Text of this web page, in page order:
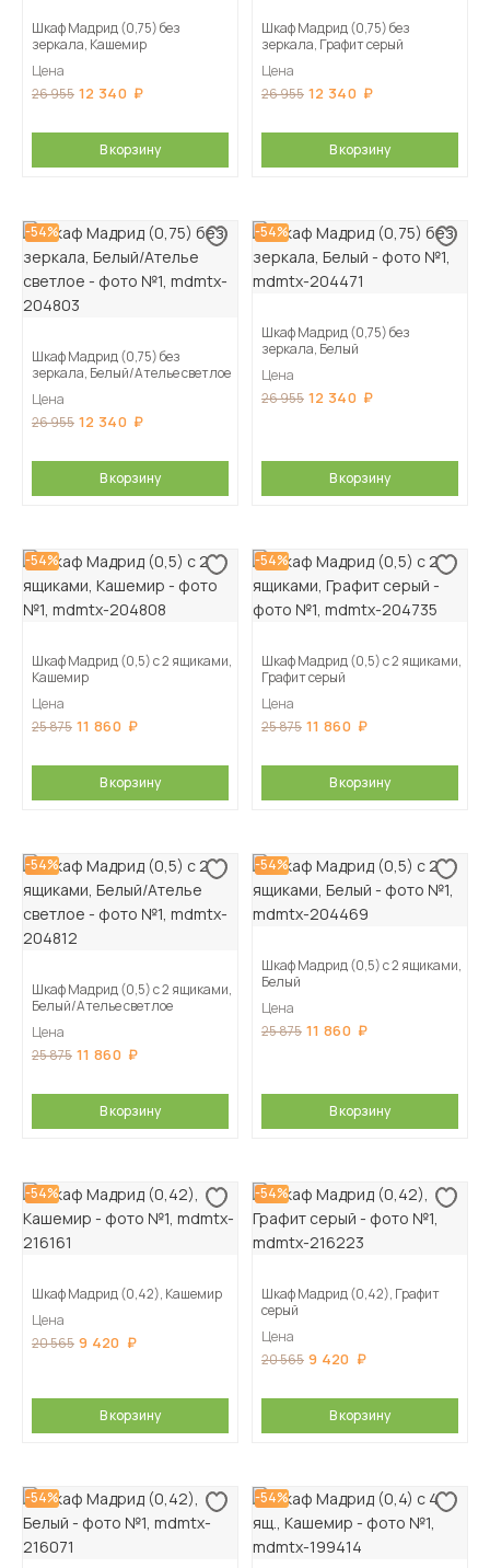
Шкаф Мадрид (0,75) без
зеркала, Кашемир
Цена
26 955 12 340
В корзину
Шкаф Мадрид (0,75) без
зеркала, Графит серый
Цена
26 955 12 340
В корзину
-54%
Шкаф Мадрид (0,75) без
зеркала, Белый/Ателье светлое
Цена
26 955 12 340
В корзину
-54%
Шкаф Мадрид (0,75) без
зеркала, Белый
Цена
26 955 12 340
В корзину
-54%
Шкаф Мадрид (0,5) с 2 ящиками,
Кашемир
Цена
25 875 11 860
В корзину
-54%
Шкаф Мадрид (0,5) с 2 ящиками,
Графит серый
Цена
25 875 11 860
В корзину
-54%
Шкаф Мадрид (0,5) с 2 ящиками,
Белый/Ателье светлое
Цена
25 875 11 860
В корзину
-54%
Шкаф Мадрид (0,5) с 2 ящиками,
Белый
Цена
25 875 11 860
В корзину
-54%
Шкаф Мадрид (0,42), Кашемир
Цена
20 565 9 420
В корзину
-54%
Шкаф Мадрид (0,42), Графит
серый
Цена
20 565 9 420
В корзину
-54% -54%